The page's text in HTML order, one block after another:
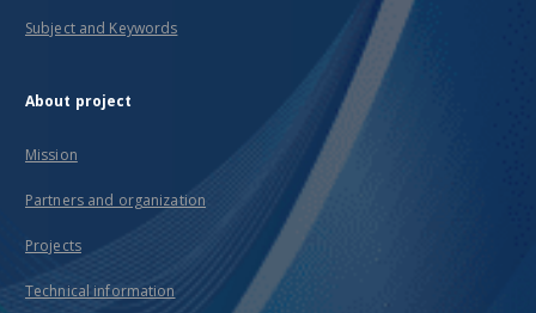
Subject and Keywords
About project
Mission
Partners and organization
Projects
Technical information